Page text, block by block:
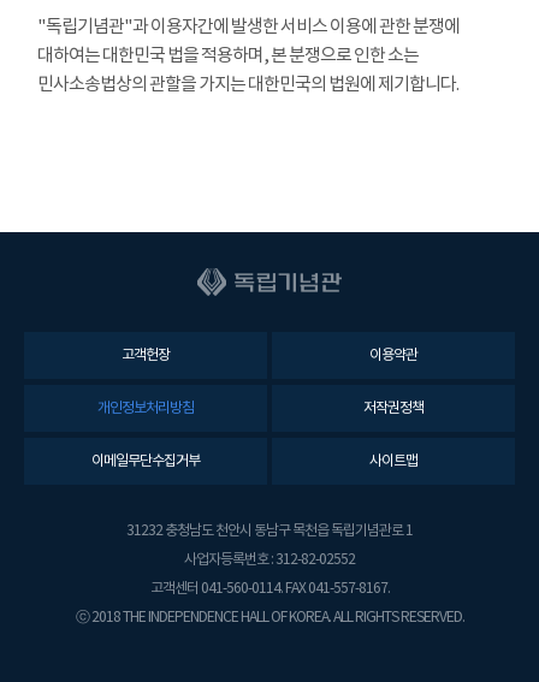
"독립기념관"과 이용자간에 발생한 서비스 이용에 관한 분쟁에
대하여는 대한민국 법을 적용하며, 본 분쟁으로 인한 소는
민사소송법상의 관할을 가지는 대한민국의 법원에 제기합니다.
고객헌장 이용약관
개인정보처리방침 저작권정책
이메일무단수집거부 사이트맵
31232 충청남도 천안시 동남구 목천읍 독립기념관로 1
사업자등록번호 : 312-82-02552
고객센터 041-560-0114. FAX 041-557-8167.
ⓒ 2018 THE INDEPENDENCE HALL OF KOREA. ALL RIGHTS RESERVED.